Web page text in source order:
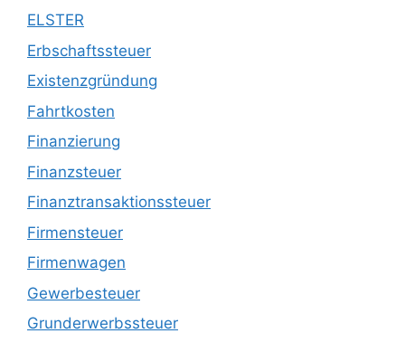
ELSTER
Erbschaftssteuer
Existenzgründung
Fahrtkosten
Finanzierung
Finanzsteuer
Finanztransaktionssteuer
Firmensteuer
Firmenwagen
Gewerbesteuer
Grunderwerbssteuer